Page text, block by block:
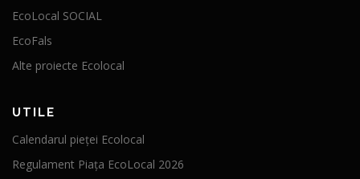
EcoLocal SOCIAL
EcoFals
Alte proiecte Ecolocal
UTILE
Calendarul pieței Ecolocal
Regulament Piața EcoLocal 2026